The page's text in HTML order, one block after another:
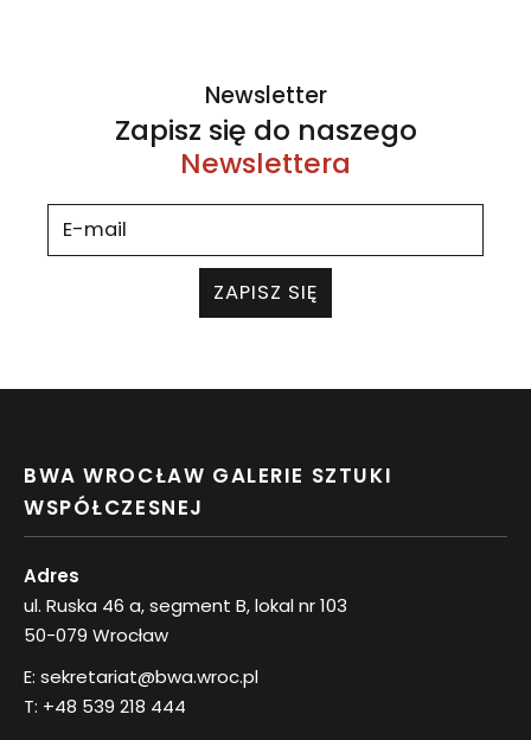
Newsletter
Zapisz się do naszego
Newslettera
ZAPISZ SIĘ
BWA WROCŁAW GALERIE SZTUKI
WSPÓŁCZESNEJ
Adres
ul. Ruska 46 a, segment B, lokal nr 103
50-079 Wrocław
E: sekretariat@bwa.wroc.pl
T: +48 539 218 444